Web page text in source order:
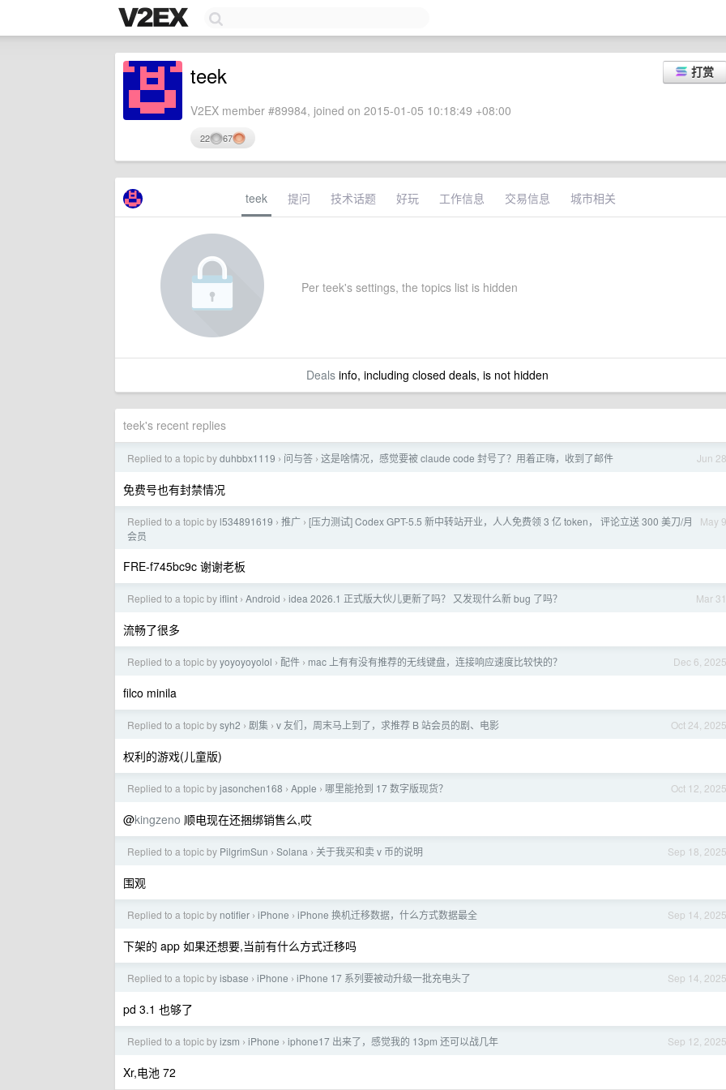
打赏
teek
V2EX member #89984, joined on 2015-01-05 10:18:49 +08:00
22 67
teek 提问 技术话题 好玩 工作信息 交易信息 城市相关
Per teek's settings, the topics list is hidden
Dealsinfo, including closed deals, is not hidden
teek's recent replies
Jun 28
Replied to a topic byduhbbx1119 › 问与答 › 这是啥情况，感觉要被 claude code 封号了？用着正嗨，收到了邮件
免费号也有封禁情况
May 9
Replied to a topic by l534891619 › 推广 › [压力测试] Codex GPT-5.5 新中转站开业，人人免费领 3 亿 token， 评论立送 300 美刀/月
会员
FRE-f745bc9c 谢谢老板
Mar 31
Replied to a topic byiflint › Android › idea 2026.1 正式版大伙儿更新了吗？ 又发现什么新 bug 了吗？
流畅了很多
Dec 6, 2025
Replied to a topic byyoyoyoyolol › 配件 › mac 上有有没有推荐的无线键盘，连接响应速度比较快的？
filco minila
Oct 24, 2025
Replied to a topic bysyh2 › 剧集 › v 友们，周末马上到了，求推荐 B 站会员的剧、电影
权利的游戏(儿童版)
Oct 12, 2025
Replied to a topic byjasonchen168 › Apple › 哪里能抢到 17 数字版现货？
@kingzeno 顺电现在还捆绑销售么,哎
Sep 18, 2025
Replied to a topic by PilgrimSun › Solana › 关于我买和卖 v 币的说明
围观
Sep 14, 2025
Replied to a topic by notifier › iPhone › iPhone 换机迁移数据，什么方式数据最全
下架的 app 如果还想要,当前有什么方式迁移吗
Sep 14, 2025
Replied to a topic byisbase › iPhone › iPhone 17 系列要被动升级一批充电头了
pd 3.1 也够了
Sep 12, 2025
Replied to a topic byizsm › iPhone › iphone17 出来了，感觉我的 13pm 还可以战几年
Xr,电池 72